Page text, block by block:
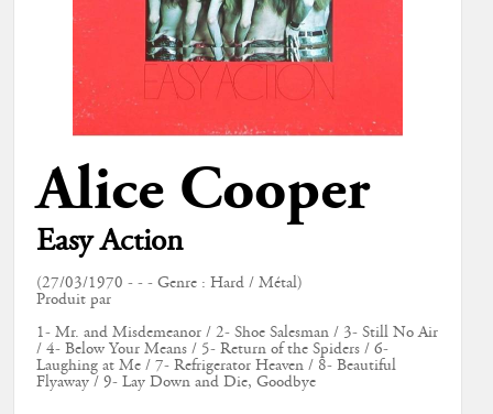
Alice Cooper
Easy Action
(27/03/1970 - - - Genre : Hard / Métal)
Produit par
1- Mr. and Misdemeanor / 2- Shoe Salesman / 3- Still No Air
/ 4- Below Your Means / 5- Return of the Spiders / 6-
Laughing at Me / 7- Refrigerator Heaven / 8- Beautiful
Flyaway / 9- Lay Down and Die, Goodbye